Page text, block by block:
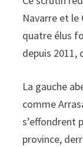
Navarre et le
quatre élus
depuis
La gauche
comme
s’effondrent
province,